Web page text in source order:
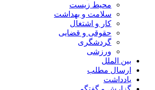
محیط زیست
سلامت و بهداشت
کار و اشتغال
حقوقی و قضایی
گردشگری
ورزشی
بین الملل
ارسال مطلب
یادداشت